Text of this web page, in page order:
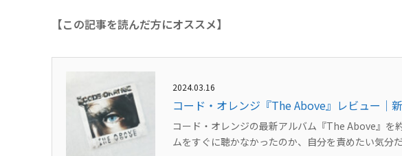
【この記事を読んだ方にオススメ】
2024.03.16
コード・オレンジ『The Above』レビュー｜
コード・オレンジの最新アルバム『The Above』を
ムをすぐに聴かなかったのか、自分を責めたい気